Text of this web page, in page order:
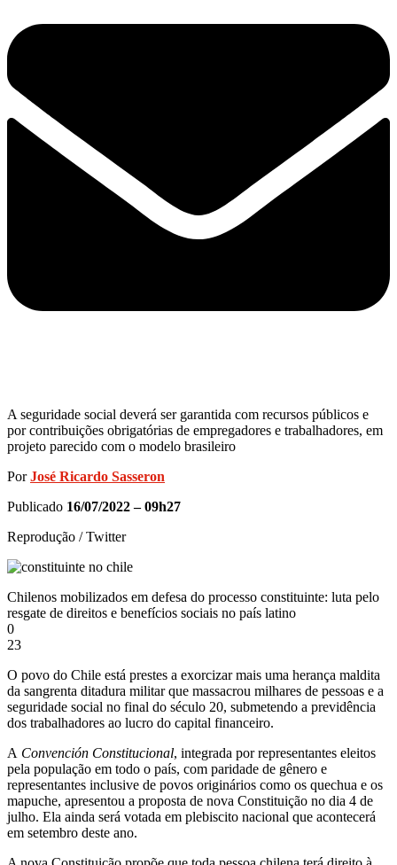
A seguridade social deverá ser garantida com recursos públicos e
por contribuições obrigatórias de empregadores e trabalhadores, em
projeto parecido com o modelo brasileiro
PorJosé Ricardo Sasseron
Publicado 16/07/2022 – 09h27
Reprodução / Twitter
Chilenos mobilizados em defesa do processo constituinte: luta pelo
resgate de direitos e benefícios sociais no país latino
0
23
O povo do Chile está prestes a exorcizar mais uma herança maldita
da sangrenta ditadura militar que massacrou milhares de pessoas e a
seguridade social no final do século 20, submetendo a previdência
dos trabalhadores ao lucro do capital financeiro.
A Convención Constitucional, integrada por representantes eleitos
pela população em todo o país, com paridade de gênero e
representantes inclusive de povos originários como os quechua e os
mapuche, apresentou a proposta de nova Constituição no dia 4 de
julho. Ela ainda será votada em plebiscito nacional que acontecerá
em setembro deste ano.